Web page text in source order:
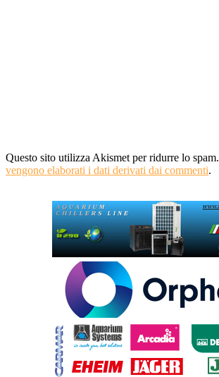
Questo sito utilizza Akismet per ridurre lo spam.
vengono elaborati i dati derivati dai commenti.